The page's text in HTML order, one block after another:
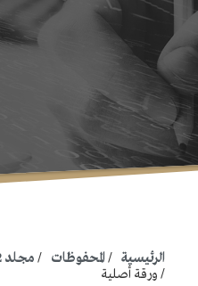
الرئيسية المحفوظات
مجلد 42 عدد 1 (2026)